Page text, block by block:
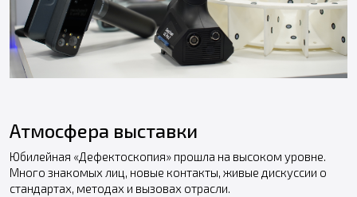
Атмосфера выставки
Юбилейная «Дефектоскопия» прошла на высоком уровне.
Много знакомых лиц, новые контакты, живые дискуссии о
стандартах, методах и вызовах отрасли.